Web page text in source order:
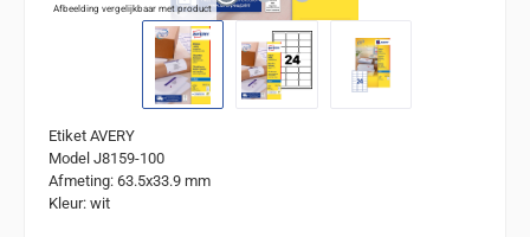
Afbeelding vergelijkbaar met product
Etiket AVERY
Model J8159-100
Afmeting: 63.5x33.9 mm
Kleur: wit